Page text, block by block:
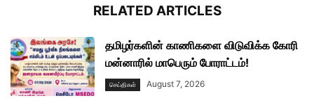
RELATED ARTICLES
தமிழர்களின் காணிகளை விடுவிக்க கோரி
மன்னாரில் மாபெரும் போராட்டம்!
செய்திகள் August 7, 2026